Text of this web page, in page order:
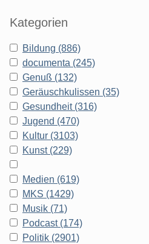
Kategorien
Bildung (886)
documenta (245)
Genuß (132)
Geräuschkulissen (35)
Gesundheit (316)
Jugend (470)
Kultur (3103)
Kunst (229)
Medien (619)
MKS (1429)
Musik (71)
Podcast (174)
Politik (2901)